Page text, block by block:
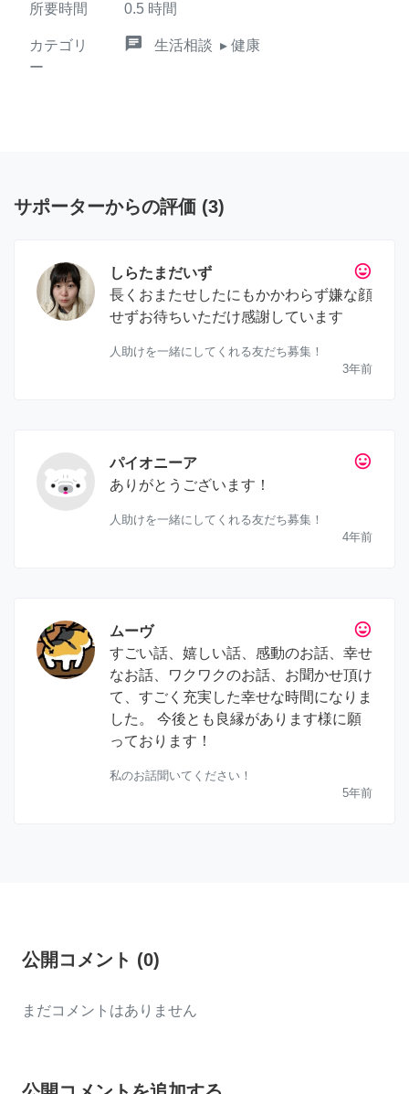
所要時間 0.5 時間
カテゴリ
ー
chat 生活相談 ▸ 健康
サポーターからの評価 (3)
tag_faces
しらたまだいず
長くおまたせしたにもかかわらず嫌な顔
せずお待ちいただけ感謝しています
人助けを一緒にしてくれる友だち募集！
3年前
tag_faces
パイオニーア
ありがとうございます！
人助けを一緒にしてくれる友だち募集！
4年前
tag_faces
ムーヴ
すごい話、嬉しい話、感動のお話、幸せ
なお話、ワクワクのお話、お聞かせ頂け
て、すごく充実した幸せな時間になりま
した。 今後とも良縁があります様に願
っております！
私のお話聞いてください！
5年前
公開コメント (0)
まだコメントはありません